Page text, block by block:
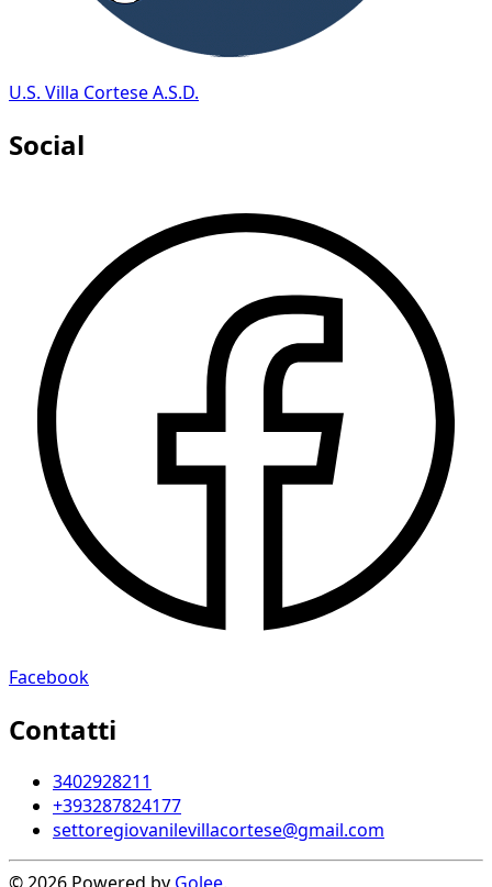
U.S. Villa Cortese A.S.D.
Social
Facebook
Contatti
3402928211
+393287824177
settoregiovanilevillacortese@gmail.com